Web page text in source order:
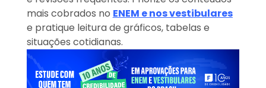
mais cobrados no ENEM e nos vestibulares
e pratique leitura de gráficos, tabelas e
situações cotidianas.